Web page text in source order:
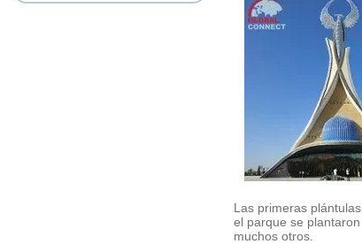
Las primeras
el parque se
muchos otros.